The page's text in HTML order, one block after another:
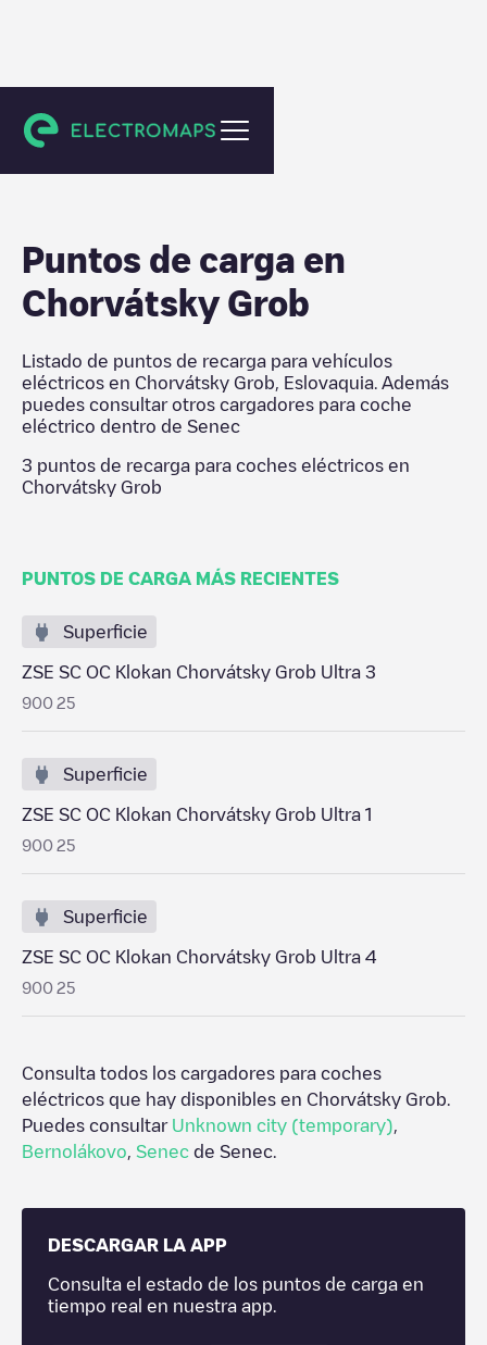
Senec
Puntos de carga en
Chorvátsky Grob
Listado de puntos de recarga para vehículos
eléctricos en Chorvátsky Grob Eslovaquia . Además
puedes consultar otros cargadores para coche
eléctrico dentro de Senec
3 puntos de recarga para coches eléctricos en
Chorvátsky Grob
PUNTOS DE CARGA MÁS RECIENTES
Superficie
ZSE SC OC Klokan Chorvátsky Grob Ultra 3
900 25
Superficie
ZSE SC OC Klokan Chorvátsky Grob Ultra 1
900 25
Superficie
ZSE SC OC Klokan Chorvátsky Grob Ultra 4
900 25
Consulta todos los cargadores para coches
eléctricos que hay disponibles en Chorvátsky Grob
Puedes consultar Unknown city (temporary)
Bernolákovo
Senec de Senec
DESCARGAR LA APP
Consulta el estado de los puntos de carga en
tiempo real en nuestra app.